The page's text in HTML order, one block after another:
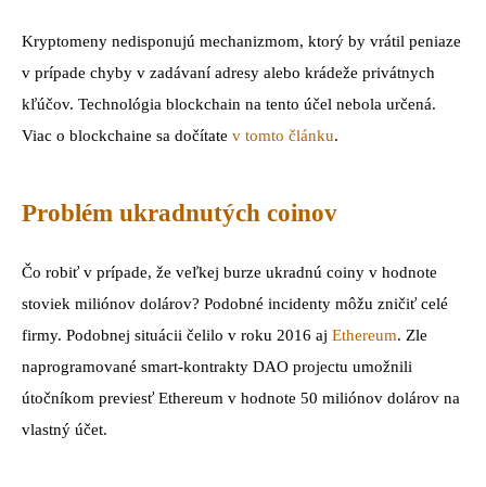
Kryptomeny nedisponujú mechanizmom, ktorý by vrátil peniaze
v prípade chyby v zadávaní adresy alebo krádeže privátnych
kľúčov. Technológia blockchain na tento účel nebola určená.
Viac o blockchaine sa dočítate v tomto článku.
Problém ukradnutých coinov
Čo robiť v prípade, že veľkej burze ukradnú coiny v hodnote
stoviek miliónov dolárov? Podobné incidenty môžu zničiť celé
firmy. Podobnej situácii čelilo v roku 2016 aj Ethereum. Zle
naprogramované smart-kontrakty DAO projectu umožnili
útočníkom previesť Ethereum v hodnote 50 miliónov dolárov na
vlastný účet.